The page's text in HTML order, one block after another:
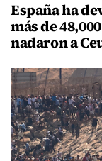
España ha
más de
nadaron a